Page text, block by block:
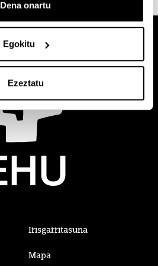
Dena onartu
Egokitu
Ezeztatu
Irisgarritasuna
Mapa